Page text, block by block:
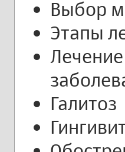
Выбор
Этапы
Галитоз